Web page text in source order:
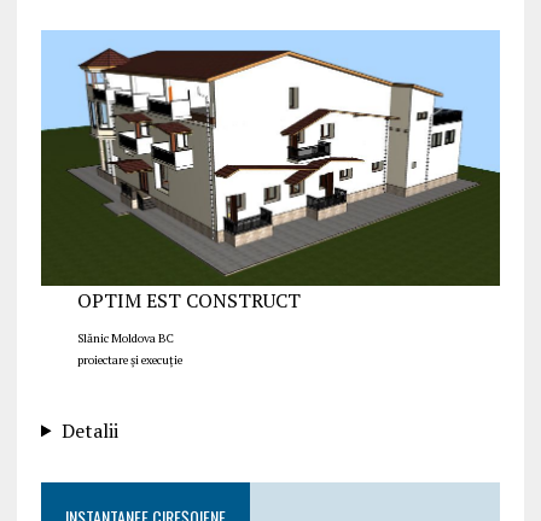
OPTIM EST CONSTRUCT
Slănic Moldova BC
proiectare și execuție
Detalii